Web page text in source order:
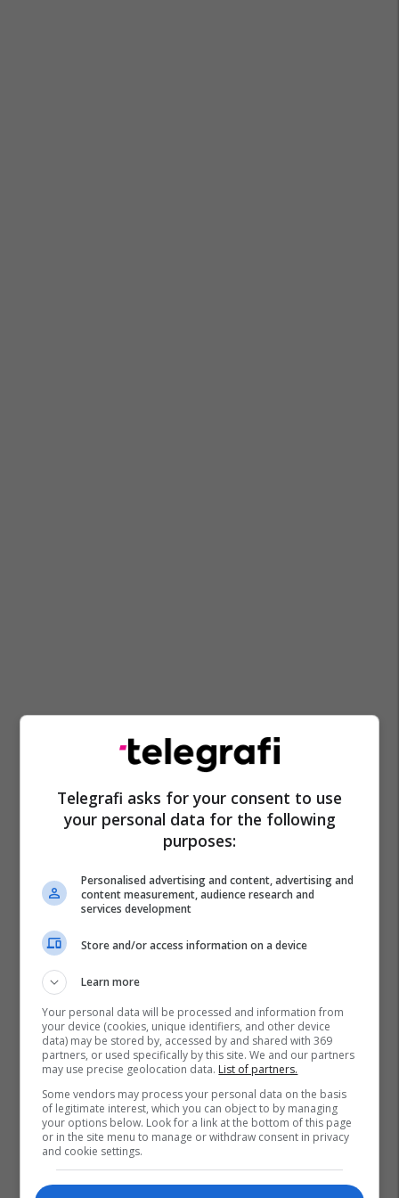
Telegrafi asks for your consent to use
your personal data for the following
purposes:
Personalised advertising and content, advertising and
content measurement, audience research and
services development
Store and/or access information on a device
Learn more
Your personal data will be processed and information from
your device (cookies, unique identifiers, and other device
data) may be stored by, accessed by and shared with 369
partners, or used specifically by this site. We and our partners
may use precise geolocation data. List of partners.
Some vendors may process your personal data on the basis
of legitimate interest, which you can object to by managing
your options below. Look for a link at the bottom of this page
or in the site menu to manage or withdraw consent in privacy
and cookie settings.